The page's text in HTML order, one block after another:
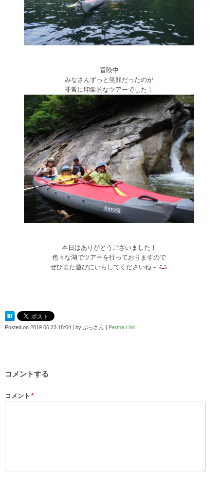
冒険中
みなさんずっと笑顔だったのが
非常に印象的なツアーでした！
本日はありがとうございました！
色々な湖でツアーを行っておりますので
ぜひまた遊びにいらしてくださいね～
Posted on 2019.06.23 18:04 | by ぶっさん | Perma Link
コメントする
コメント *